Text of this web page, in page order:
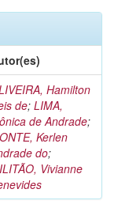
Hamilton
de; LIMA,
de Andrade;
Kerlen
do;
Vivianne